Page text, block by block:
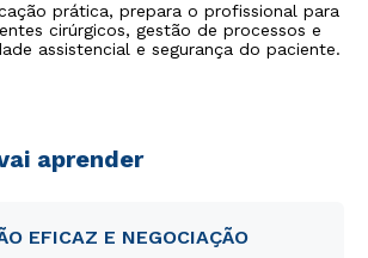
prática, prepara o profissional para
cirúrgicos, gestão de processos e
assistencial e segurança do paciente.
aprender
EFICAZ E NEGOCIAÇÃO